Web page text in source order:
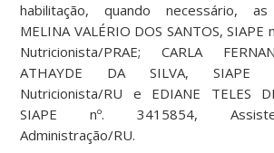
habilitação, quando necessário,
MELINA VALÉRIO DOS SANTOS, SIAPE
Nutricionista/PRAE; CARLA
ATHAYDE DA SILVA, SIAPE
Nutricionista/RU e EDIANE TELES
SIAPE nº. 3415854,
Administração/RU.